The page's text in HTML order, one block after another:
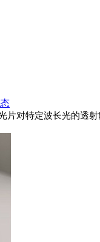
对特定波长光的透